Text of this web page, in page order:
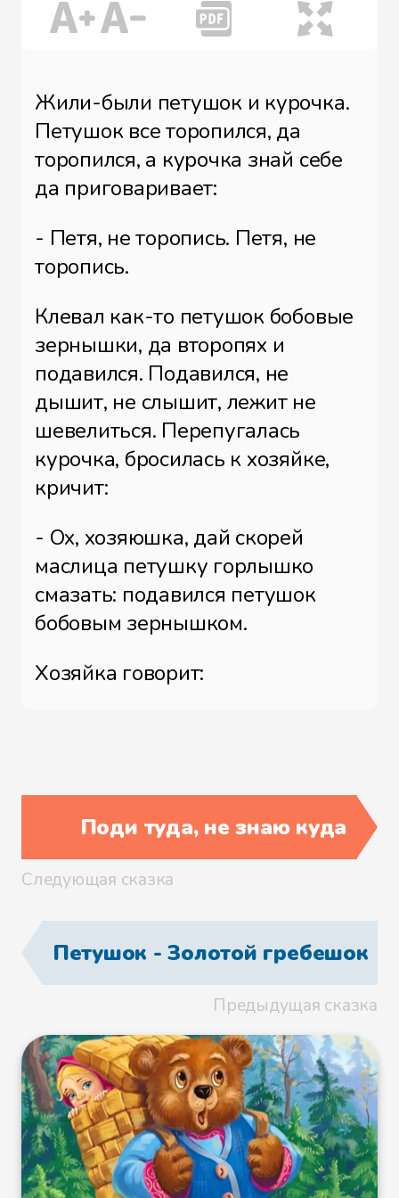
Жили-были петушок и курочка.
Петушок все торопился, да
торопился, а курочка знай себе
да приговаривает:
- Петя, не торопись. Петя, не
торопись.
Клевал как-то петушок бобовые
зернышки, да второпях и
подавился. Подавился, не
дышит, не слышит, лежит не
шевелиться. Перепугалась
курочка, бросилась к хозяйке,
кричит:
- Ох, хозяюшка, дай скорей
маслица петушку горлышко
смазать: подавился петушок
бобовым зернышком.
Хозяйка говорит:
Бросилась курочка к корове:
скорее молока, из молока
хозяюшка собьет маслица,
маслицем смажу петушку
горлышко: подавился петушок
бобовым зернышком.
- Ступай скорее к хозяину, пусть
он принесет мне свежей травы.
Бежит курочка к хозяину:
Поди туда, не знаю куда
Следующая сказка
Петушок - Золотой гребешок
Предыдущая сказка